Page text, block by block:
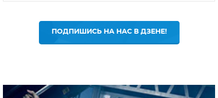
ПОДПИШИСЬ НА НАС В ДЗЕНЕ!